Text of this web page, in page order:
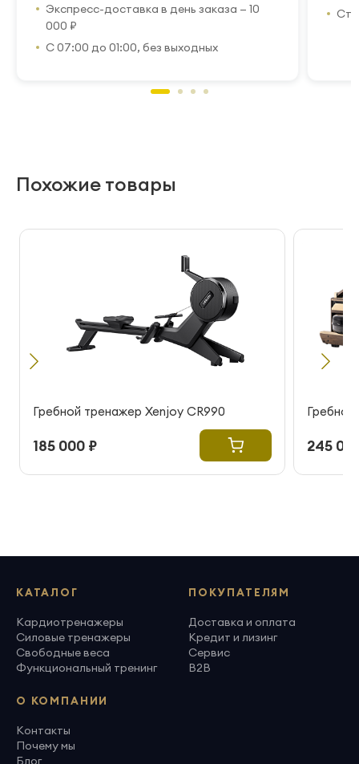
Экспресс-доставка в день заказа — 10
000 ₽
С 07:00 до 01:00, без выходных
Похожие товары
Гребной тренажер Xenjoy CR990
185 000 ₽ 245
КАТАЛОГ
Кардиотренажеры
Силовые тренажеры
Свободные веса
Функциональный тренинг
ПОКУПАТЕЛЯМ
Доставка и оплата
Кредит и лизинг
Сервис
B2B
О КОМПАНИИ
Контакты
Почему мы
Блог